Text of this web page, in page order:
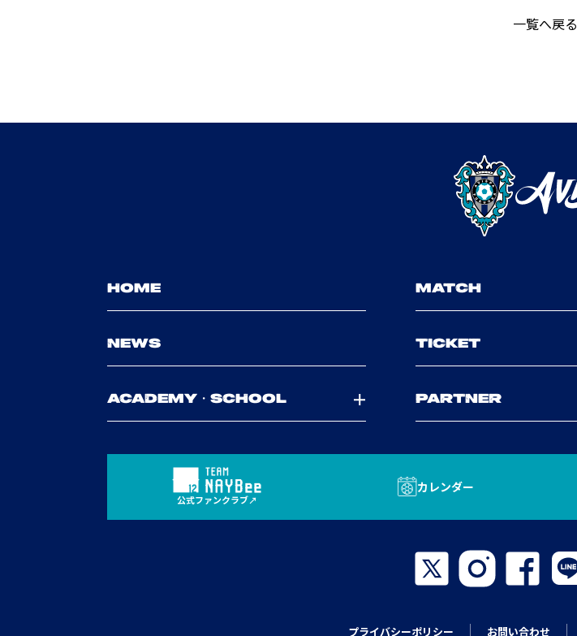
一覧へ戻る
HOME MATCH
NEWS TICKET
ACADEMY・SCHOOL PARTNER
公式ファンクラブ
カレンダー
プライバシーポリシー お問い合わせ